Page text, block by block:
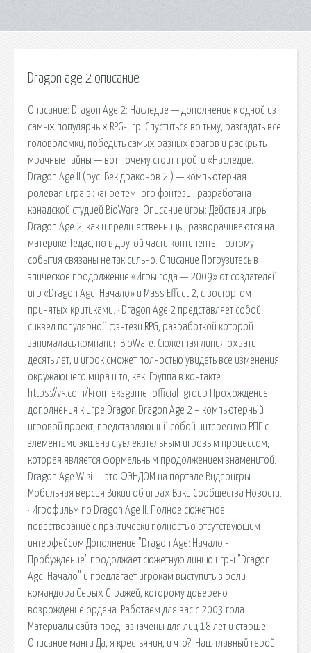
Dragon age 2 описание
Описание: Dragon Age 2: Наследие — дополнение к одной из
самых популярных RPG-игр. Спуститься во тьму, разгадать все
головоломки, победить самых разных врагов и раскрыть
мрачные тайны — вот почему стоит пройти «Наследие.
Dragon Age II (рус. Век драконов 2 ) — компьютерная
ролевая игра в жанре темного фэнтези , разработана
канадской студией BioWare. Описание игры: Действия игры
Dragon Age 2, как и предшественницы, разворачиваются на
материке Тедас, но в другой части континента, поэтому
события связаны не так сильно. Описание Погрузитесь в
эпическое продолжение «Игры года — 2009» от создателей
игр «Dragon Age: Начало» и Mass Effect 2, с восторгом
принятых критиками. · Dragon Age 2 представляет собой
сиквел популярной фэнтези RPG, разработкой которой
занималась компания BioWare. Сюжетная линия охватит
десять лет, и игрок сможет полностью увидеть все изменения
окружающего мира и то, как. Группа в контакте
https://vk.com/kromleksgame_official_group Прохождение
дополнения к игре Dragon Dragon Age 2 – компьютерный
игровой проект, представляющий собой интересную РПГ с
элементами экшена с увлекательным игровым процессом,
которая является формальным продолжением знаменитой.
Dragon Age Wiki — это ФЭНДОМ на портале Видеоигры.
Мобильная версия Викии об играх Вики Сообщества Новости.
· Игрофильм по Dragon Age II. Полное сюжетное
повествование с практически полностью отсутствующим
интерфейсом Дополнение "Dragon Age: Начало -
Пробуждение" продолжает сюжетную линию игры "Dragon
Age: Начало" и предлагает игрокам выступить в роли
командора Серых Стражей, которому доверено
возрождение ордена. Работаем для вас с 2003 года.
Материалы сайта предназначены для лиц 18 лет и старше.
Описание манги Да, я крестьянин, и что?: Наш главный герой